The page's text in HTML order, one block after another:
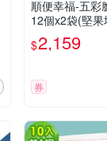
順便幸福-五彩
12個x2袋(堅
點)
$2,159
券